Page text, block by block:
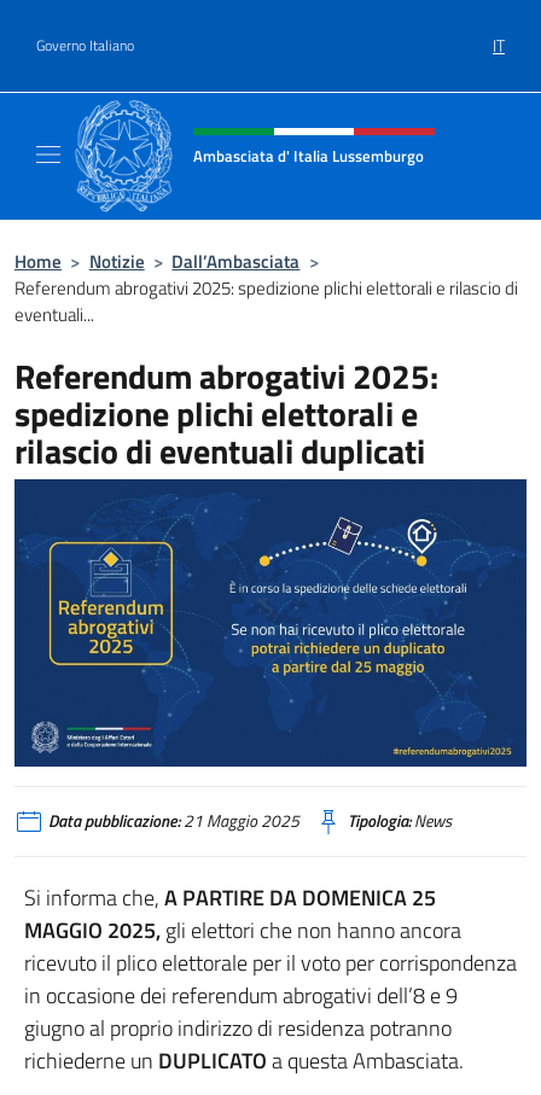
Governo Italiano IT
Intestazione sito, social e menù
Ambasciata d' Italia Lussemburgo
Home > Notizie > Dall’Ambasciata >
Referendum abrogativi 2025: spedizione plichi elettorali e rilascio di
eventuali...
Referendum abrogativi 2025:
spedizione plichi elettorali e
rilascio di eventuali duplicati
Data pubblicazione:21 Maggio 2025 Tipologia:News
Si informa che,A PARTIRE DA DOMENICA 25
MAGGIO 2025,gli elettori che non hanno ancora
ricevuto il plico elettorale per il voto per corrispondenza
in occasione dei referendum abrogativi dell’8 e 9
giugno al proprio indirizzo di residenza potranno
richiederne un DUPLICATOa questa Ambasciata.